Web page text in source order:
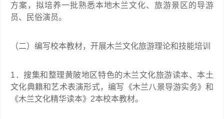
方案，拟培养一批熟悉本地木兰文化、旅游景区的导游
员、民俗演员。
（二）编写校本教材，开展木兰文化旅游理论和技能培训
1．搜集和整理黄陂地区特色的木兰文化旅游读本、本土
文化典籍和艺术表演形式，编写《木兰八景导游实务》和
《木兰文化精华读本》2本校本教材。